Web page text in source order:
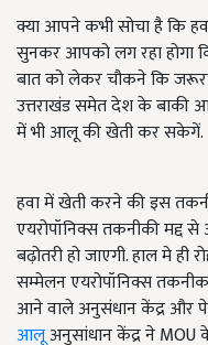
क्या आपने कभी सोचा है कि
सुनकर आपको लग रहा
बात को लेकर चौकने कि
उत्तराखंड समेत देश के बाकी
में भी आलू की खेती कर सकेगें.
हवा में खेती करने की इस
एयरोपॉनिक्स तकनीकी मद्द
बढ़ोतरी हो जाएगी. हाल मे ही
सम्मेलन एयरोपॉनिक्स
आने वाले अनुसंधान केंद्र और पेरू
आलूअनुसांधान केंद्र ने MOU